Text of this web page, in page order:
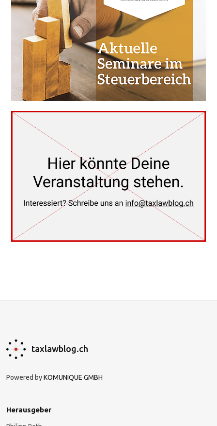
taxlawblog.ch
Powered byKOMUNIQUE GMBH
Herausgeber